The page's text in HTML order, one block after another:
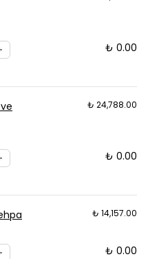
₺ 0.00
₺ 24,788.00
₺ 0.00
₺ 14,157.00
₺ 0.00